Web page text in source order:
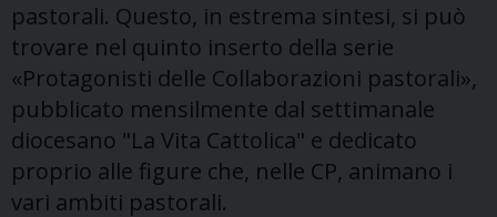
pastorali. Questo, in estrema sintesi, si può
trovare nel quinto inserto della serie
«Protagonisti delle Collaborazioni pastorali»,
pubblicato mensilmente dal settimanale
diocesano "La Vita Cattolica" e dedicato
proprio alle figure che, nelle CP, animano i
vari ambiti pastorali.